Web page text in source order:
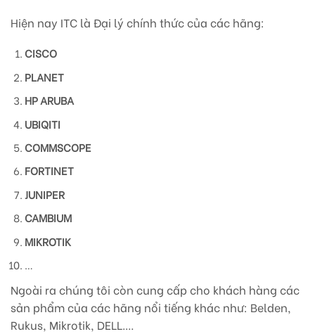
Hiện nay ITC là Đại lý chính thức của các hãng:
CISCO
PLANET
HP ARUBA
UBIQITI
COMMSCOPE
FORTINET
JUNIPER
CAMBIUM
MIKROTIK
…
Ngoài ra chúng tôi còn cung cấp cho khách hàng các
sản phẩm của các hãng nổi tiếng khác như: Belden,
Rukus, Mikrotik, DELL.…